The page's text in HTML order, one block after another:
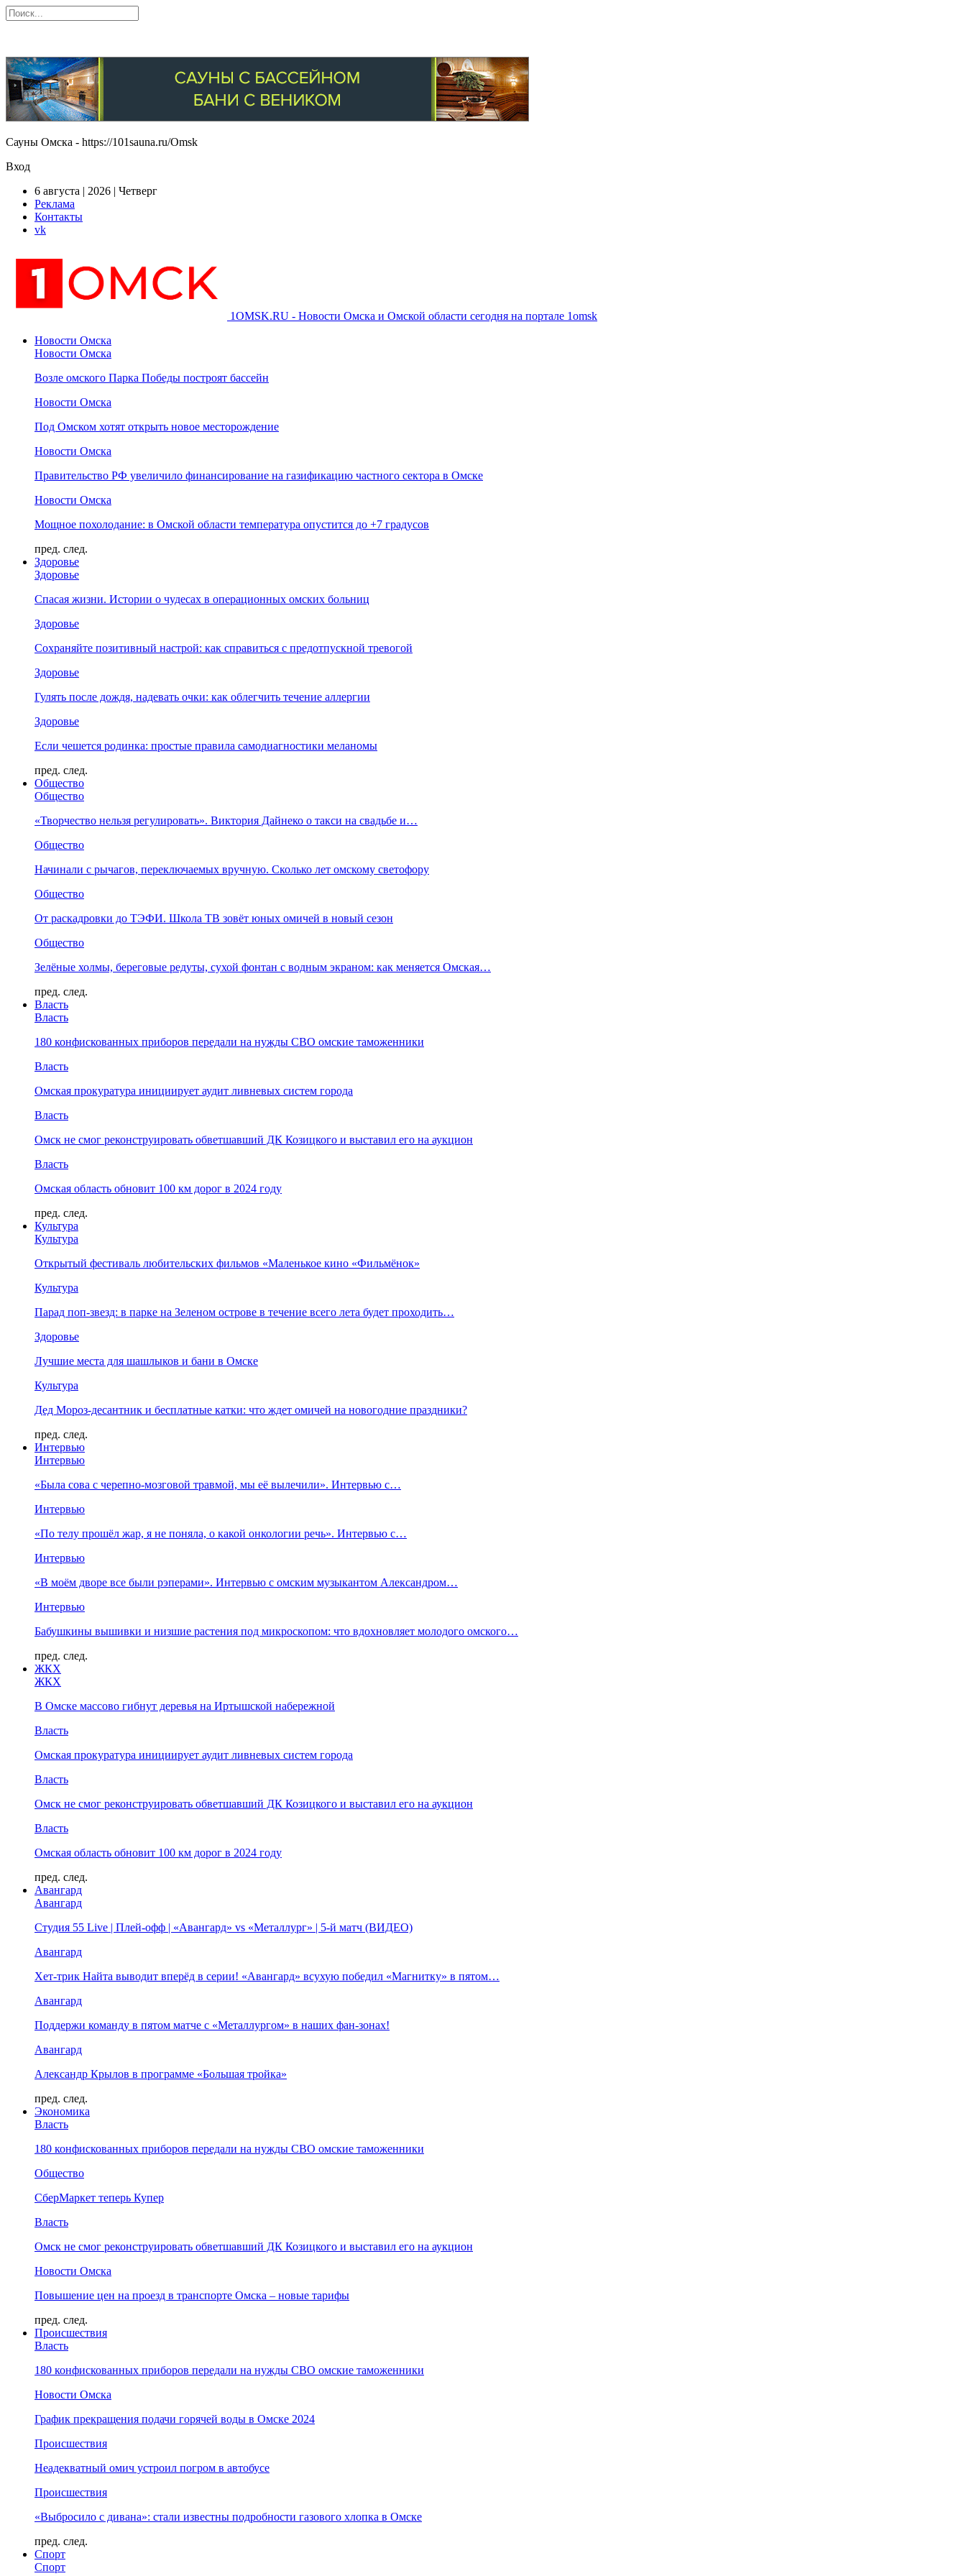
Сауны Омска - https://101sauna.ru/Omsk
Вход
6 августа | 2026 | Четверг
Реклама
Контакты
vk
1OMSK.RU - Новости Омска и Омской области сегодня на портале 1omsk
Новости Омска
Новости Омска
Возле омского Парка Победы построят бассейн
Новости Омска
Под Омском хотят открыть новое месторождение
Новости Омска
Правительство РФ увеличило финансирование на газификацию частного сектора в Омске
Новости Омска
Мощное похолодание: в Омской области температура опустится до +7 градусов
пред. след.
Здоровье
Здоровье
Спасая жизни. Истории о чудесах в операционных омских больниц
Здоровье
Сохраняйте позитивный настрой: как справиться с предотпускной тревогой
Здоровье
Гулять после дождя, надевать очки: как облегчить течение аллергии
Здоровье
Если чешется родинка: простые правила самодиагностики меланомы
пред. след.
Общество
Общество
«Творчество нельзя регулировать». Виктория Дайнеко о такси на свадьбе и…
Общество
Начинали с рычагов, переключаемых вручную. Сколько лет омскому светофору
Общество
От раскадровки до ТЭФИ. Школа ТВ зовёт юных омичей в новый сезон
Общество
Зелёные холмы, береговые редуты, сухой фонтан с водным экраном: как меняется Омская…
пред. след.
Власть
Власть
180 конфискованных приборов передали на нужды СВО омские таможенники
Власть
Омская прокуратура инициирует аудит ливневых систем города
Власть
Омск не смог реконструировать обветшавший ДК Козицкого и выставил его на аукцион
Власть
Омская область обновит 100 км дорог в 2024 году
пред. след.
Культура
Культура
Открытый фестиваль любительских фильмов «Маленькое кино «Фильмёнок»
Культура
Парад поп-звезд: в парке на Зеленом острове в течение всего лета будет проходить…
Здоровье
Лучшие места для шашлыков и бани в Омске
Культура
Дед Мороз-десантник и бесплатные катки: что ждет омичей на новогодние праздники?
пред. след.
Интервью
Интервью
«Была сова с черепно-мозговой травмой, мы её вылечили». Интервью с…
Интервью
«По телу прошёл жар, я не поняла, о какой онкологии речь». Интервью с…
Интервью
«В моём дворе все были рэперами». Интервью с омским музыкантом Александром…
Интервью
Бабушкины вышивки и низшие растения под микроскопом: что вдохновляет молодого омского…
пред. след.
ЖКХ
ЖКХ
В Омске массово гибнут деревья на Иртышской набережной
Власть
Омская прокуратура инициирует аудит ливневых систем города
Власть
Омск не смог реконструировать обветшавший ДК Козицкого и выставил его на аукцион
Власть
Омская область обновит 100 км дорог в 2024 году
пред. след.
Авангард
Авангард
Студия 55 Live | Плей-офф | «Авангард» vs «Металлург» | 5-й матч (ВИДЕО)
Авангард
Хет-трик Найта выводит вперёд в серии! «Авангард» всухую победил «Магнитку» в пятом…
Авангард
Поддержи команду в пятом матче с «Металлургом» в наших фан-зонах!
Авангард
Александр Крылов в программе «Большая тройка»
пред. след.
Экономика
Власть
180 конфискованных приборов передали на нужды СВО омские таможенники
Общество
СберМаркет теперь Купер
Власть
Омск не смог реконструировать обветшавший ДК Козицкого и выставил его на аукцион
Новости Омска
Повышение цен на проезд в транспорте Омска – новые тарифы
пред. след.
Происшествия
Власть
180 конфискованных приборов передали на нужды СВО омские таможенники
Новости Омска
График прекращения подачи горячей воды в Омске 2024
Происшествия
Неадекватный омич устроил погром в автобусе
Происшествия
«Выбросило с дивана»: стали известны подробности газового хлопка в Омске
пред. след.
Спорт
Спорт